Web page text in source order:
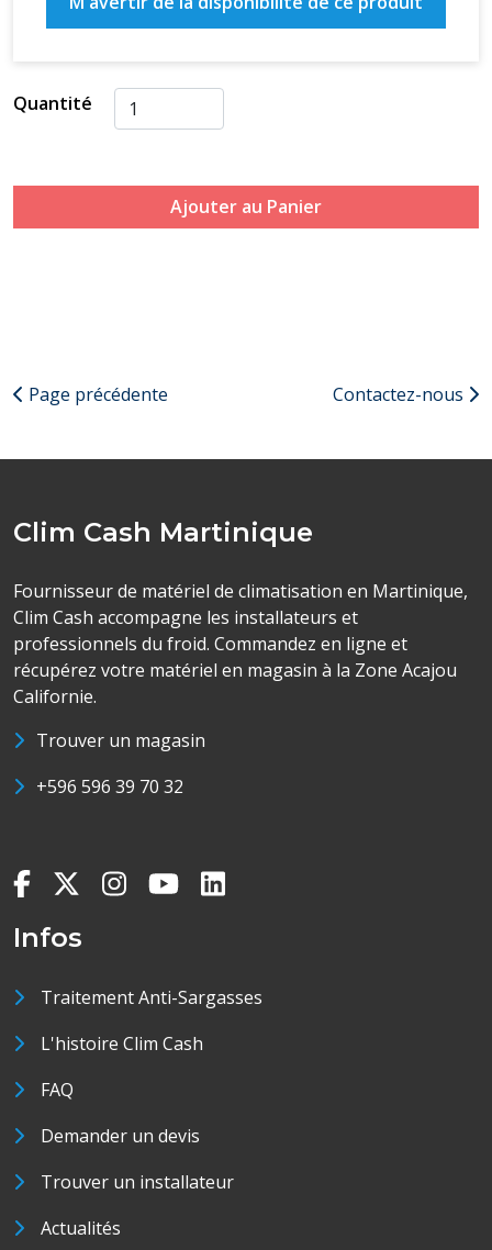
Quantité
Ajouter au Panier
Page précédente Contactez-nous
Clim Cash Martinique
Fournisseur de matériel de climatisation en Martinique,
Clim Cash accompagne les installateurs et
professionnels du froid. Commandez en ligne et
récupérez votre matériel en magasin à la Zone Acajou
Californie.
Trouver un magasin
+596 596 39 70 32
Infos
Traitement Anti-Sargasses
L'histoire Clim Cash
FAQ
Demander un devis
Trouver un installateur
Actualités